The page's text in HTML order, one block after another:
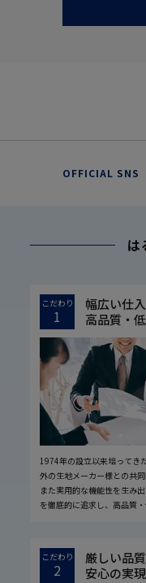
OFFICIAL SNS
は
こだわり
1
幅広い仕
高品質・
1974年の設立以来培ってき
外の生地メーカー様との共
また実用的な機能性を生み
を徹底的に追求し、高品質
こだわり
2
厳しい品
安心の実現